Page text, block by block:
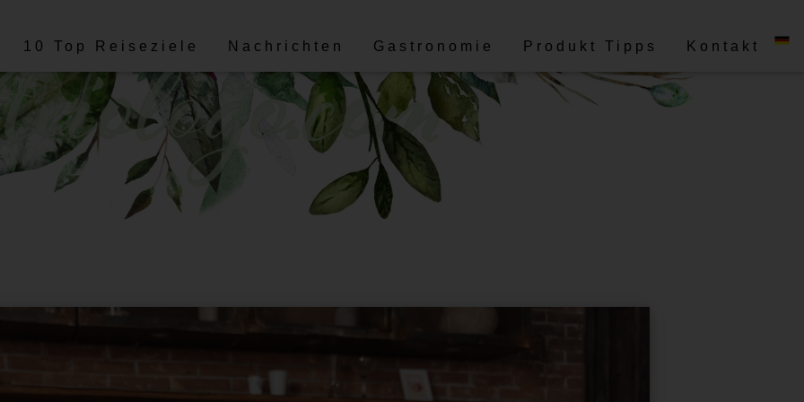
10 Top Reiseziele Nachrichten Gastronomie Produkt Tipps Kontakt